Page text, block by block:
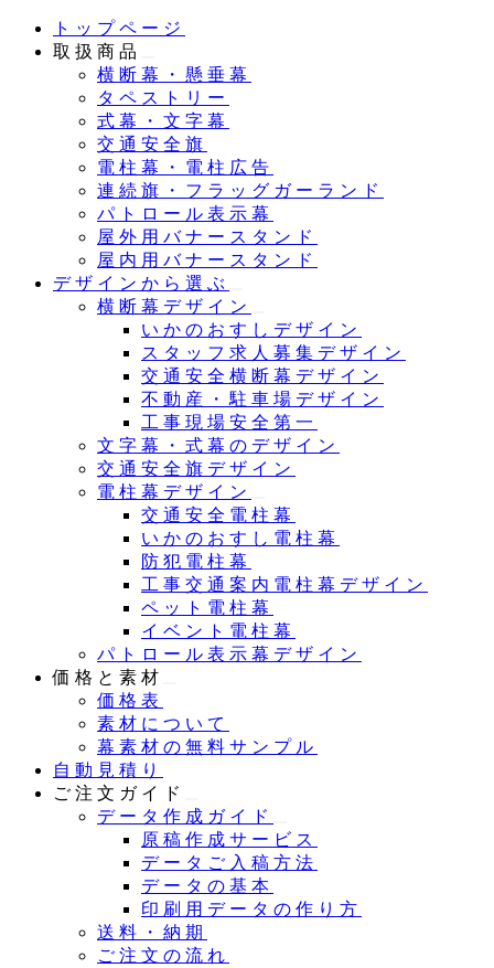
トップページ
取扱商品
横断幕・懸垂幕
タペストリー
式幕・文字幕
交通安全旗
電柱幕・電柱広告
連続旗・フラッグガーランド
パトロール表示幕
屋外用バナースタンド
屋内用バナースタンド
デザインから選ぶ
横断幕デザイン
いかのおすしデザイン
スタッフ求人募集デザイン
交通安全横断幕デザイン
不動産・駐車場デザイン
工事現場安全第一
文字幕・式幕のデザイン
交通安全旗デザイン
電柱幕デザイン
交通安全電柱幕
いかのおすし電柱幕
防犯電柱幕
工事交通案内電柱幕デザイン
ペット電柱幕
イベント電柱幕
パトロール表示幕デザイン
価格と素材
価格表
素材について
幕素材の無料サンプル
自動見積り
ご注文ガイド
データ作成ガイド
原稿作成サービス
データご入稿方法
データの基本
印刷用データの作り方
送料・納期
ご注文の流れ